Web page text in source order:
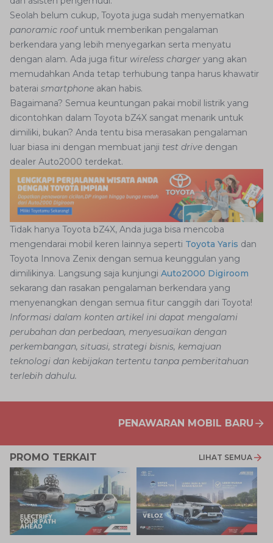
Seolah belum cukup, Toyota juga sudah menyematkan
panoramic roof untuk memberikan pengalaman
berkendara yang lebih menyegarkan serta menyatu
dengan alam. Ada juga fitur wireless charger yang akan
memudahkan Anda tetap terhubung tanpa harus khawatir
baterai smartphone akan habis.
Bagaimana? Semua keuntungan pakai mobil listrik yang
dicontohkan dalam Toyota bZ4X sangat menarik untuk
dimiliki, bukan? Anda tentu bisa merasakan pengalaman
luar biasa ini dengan membuat janji test drive dengan
dealer Auto2000 terdekat.
Tidak hanya Toyota bZ4X, Anda juga bisa mencoba
mengendarai mobil keren lainnya seperti Toyota Yaris dan
Toyota Innova Zenix dengan semua keunggulan yang
dimilikinya. Langsung saja kunjungi Auto2000 Digiroom
sekarang dan rasakan pengalaman berkendara yang
menyenangkan dengan semua fitur canggih dari Toyota!
Informasi dalam konten artikel ini dapat mengalami
perubahan dan perbedaan, menyesuaikan dengan
perkembangan, situasi, strategi bisnis, kemajuan
teknologi dan kebijakan tertentu tanpa pemberitahuan
terlebih dahulu.
PENAWARAN MOBIL BARU
PROMO TERKAIT LIHAT SEMUA